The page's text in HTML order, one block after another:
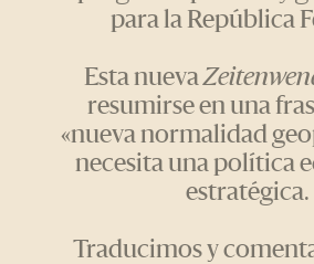
para la República
Esta nueva
resumirse en una
«nueva normalidad
necesita una política
estratégica.
Traducimos y